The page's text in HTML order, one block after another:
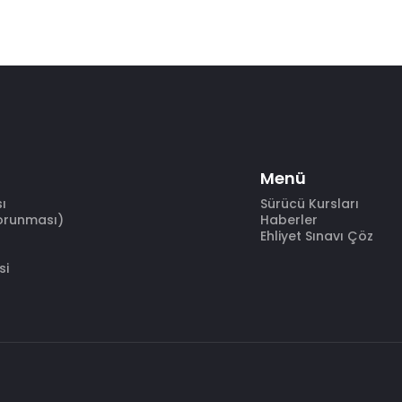
Menü
Sürücü Kursları
Haberler
Ehliyet Sınavı Çöz